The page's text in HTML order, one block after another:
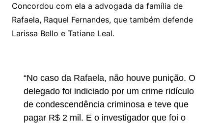
Concordou com ela a advogada da família de
Rafaela, Raquel Fernandes, que também defende
Larissa Bello e Tatiane Leal.
“No caso da Rafaela, não houve punição. O
delegado foi indiciado por um crime ridículo
de condescendência criminosa e teve que
pagar R$ 2 mil. E o investigador que foi o